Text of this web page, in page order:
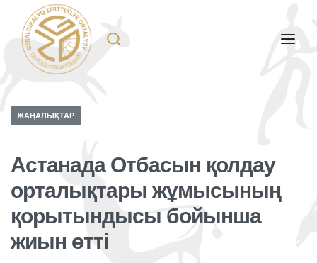
ЖАҢАЛЫҚТАР
Астанада Отбасын қолдау
орталықтары жұмысының
қорытындысы бойынша
жиын өтті